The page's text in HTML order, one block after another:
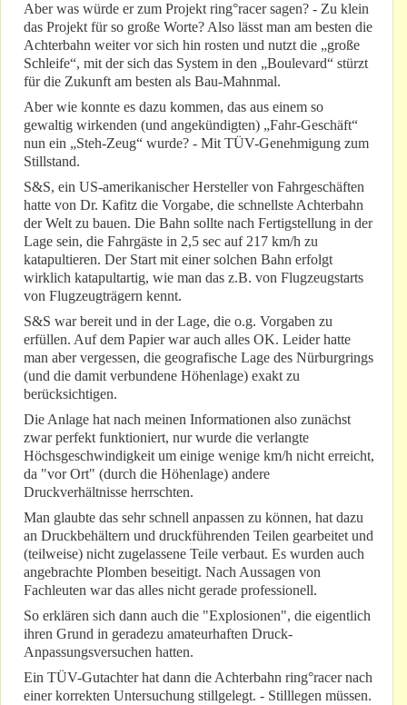
Aber was würde er zum Projekt ring°racer sagen? - Zu klein
das Projekt für so große Worte? Also lässt man am besten die
Achterbahn weiter vor sich hin rosten und nutzt die „große
Schleife“, mit der sich das System in den „Boulevard“ stürzt
für die Zukunft am besten als Bau-Mahnmal.
Aber wie konnte es dazu kommen, das aus einem so
gewaltig wirkenden (und angekündigten) „Fahr-Geschäft“
nun ein „Steh-Zeug“ wurde? - Mit TÜV-Genehmigung zum
Stillstand.
S&S, ein US-amerikanischer Hersteller von Fahrgeschäften
hatte von Dr. Kafitz die Vorgabe, die schnellste Achterbahn
der Welt zu bauen. Die Bahn sollte nach Fertigstellung in der
Lage sein, die Fahrgäste in 2,5 sec auf 217 km/h zu
katapultieren. Der Start mit einer solchen Bahn erfolgt
wirklich katapultartig, wie man das z.B. von Flugzeugstarts
von Flugzeugträgern kennt.
S&S war bereit und in der Lage, die o.g. Vorgaben zu
erfüllen. Auf dem Papier war auch alles OK. Leider hatte
man aber vergessen, die geografische Lage des Nürburgrings
(und die damit verbundene Höhenlage) exakt zu
berücksichtigen.
Die Anlage hat nach meinen Informationen also zunächst
zwar perfekt funktioniert, nur wurde die verlangte
Höchsgeschwindigkeit um einige wenige km/h nicht erreicht,
da "vor Ort" (durch die Höhenlage) andere
Druckverhältnisse herrschten.
Man glaubte das sehr schnell anpassen zu können, hat dazu
an Druckbehältern und druckführenden Teilen gearbeitet und
(teilweise) nicht zugelassene Teile verbaut. Es wurden auch
angebrachte Plomben beseitigt. Nach Aussagen von
Fachleuten war das alles nicht gerade professionell.
So erklären sich dann auch die "Explosionen", die eigentlich
ihren Grund in geradezu amateurhaften Druck-
Anpassungsversuchen hatten.
Ein TÜV-Gutachter hat dann die Achterbahn ring°racer nach
einer korrekten Untersuchung stillgelegt. - Stilllegen müssen.